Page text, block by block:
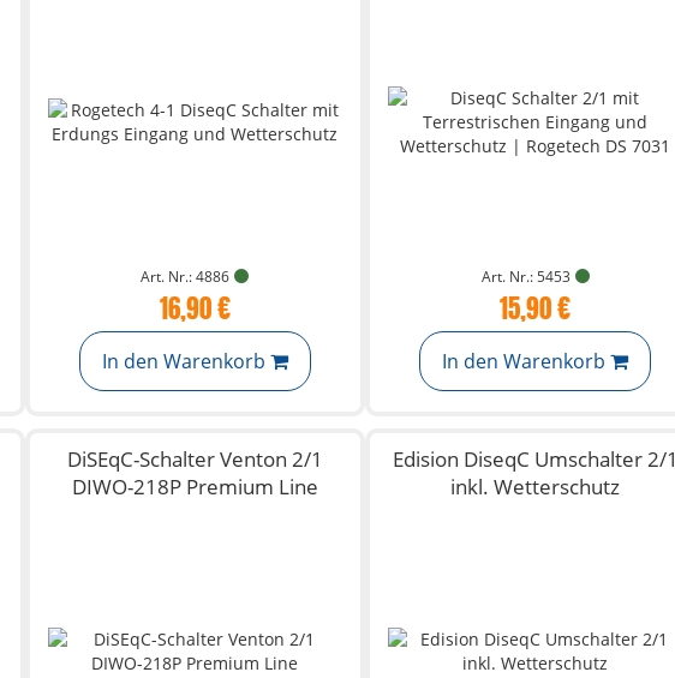
Art. Nr.: 4886
16,90 €
In den Warenkorb
Art. Nr.: 5453
15,90 €
In den Warenkorb
DiSEqC-Schalter Venton 2/1
DIWO-218P Premium Line
Edision DiseqC Umschalter 2/1
inkl. Wetterschutz